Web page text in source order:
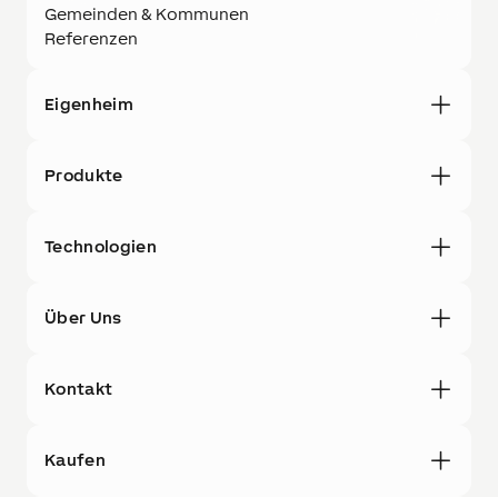
Gemeinden & Kommunen
Referenzen
Eigenheim
Produkte
Technologien
Über Uns
Kontakt
Kaufen